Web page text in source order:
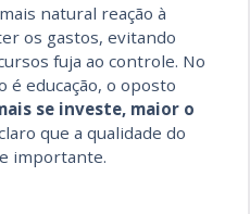
natural reação à
os gastos, evitando
fuja ao controle. No
é educação, o oposto
se investe, maior o
que a qualidade do
importante.